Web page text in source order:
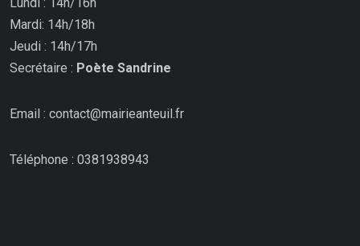
Mardi: 14h/18h
Jeudi : 14h/17h
Secrétaire : Poète Sandrine
Email : contact@mairieanteuil.fr
Téléphone : 0381938943